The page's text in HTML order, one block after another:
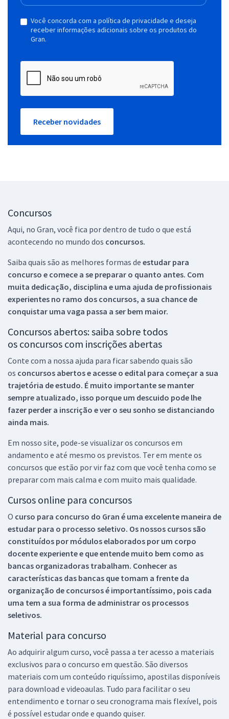
Você concorda com a política de privacidade e deseja
receber informações adicionais sobre os produtos do
Gran.
Receber novidades
Concursos
Aqui, no Gran, você fica por dentro de tudo o que está
acontecendo no mundo dos concursos.
Saiba quais são as melhores formas de estudar para
concurso e comece a se preparar o quanto antes. Com
muita dedicação, disciplina e uma ajuda de profissionais
experientes no ramo dos concursos, a sua chance de
conquistar uma vaga passa a ser bem maior.
Concursos abertos: saiba sobre todos
os concursos com inscrições abertas
Conte com a nossa ajuda para ficar sabendo quais são
os concursos abertos e acesse o edital para começar a sua
trajetória de estudo. É muito importante se manter
sempre atualizado, isso porque um descuido pode lhe
fazer perder a inscrição e ver o seu sonho se distanciando
ainda mais.
Em nosso site, pode-se visualizar os concursos em
andamento e até mesmo os previstos. Ter em mente os
concursos que estão por vir faz com que você tenha como se
preparar com mais calma e com muito mais qualidade.
Cursos online para concursos
O curso para concurso do Gran é uma excelente maneira de
estudar para o processo seletivo. Os nossos cursos são
constituídos por módulos elaborados por um corpo
docente experiente e que entende muito bem como as
bancas organizadoras trabalham. Conhecer as
características das bancas que tomam a frente da
organização de concursos é importantíssimo, pois cada
uma tem a sua forma de administrar os processos
seletivos.
Material para concurso
Ao adquirir algum curso, você passa a ter acesso a materiais
exclusivos para o concurso em questão. São diversos
materiais com um conteúdo riquíssimo, apostilas disponíveis
para download e videoaulas. Tudo para facilitar o seu
entendimento e tornar o seu cronograma mais flexível, pois
é possível estudar onde e quando quiser.